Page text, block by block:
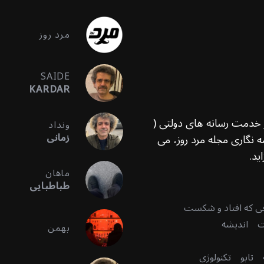
خدمت رسانه های دولتی (
مجله مرد روز، می
که افتاد و شکست
اندیشه
تابو تکنولوژی
مرد روز
SAIDE
KARDAR
ونداد
زمانی
ماهان
طباطبایی
بهمن